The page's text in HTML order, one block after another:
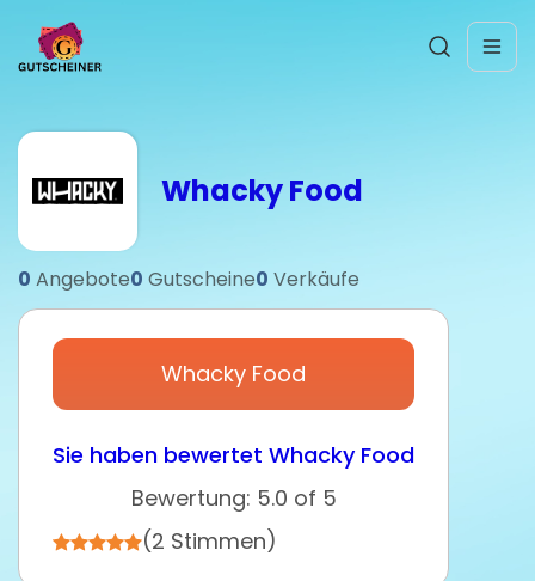
Whacky Food
0 Angebote0 Gutscheine0 Verkäufe
Whacky Food
Sie haben bewertet Whacky Food
Bewertung: 5.0 of 5
(2 Stimmen)